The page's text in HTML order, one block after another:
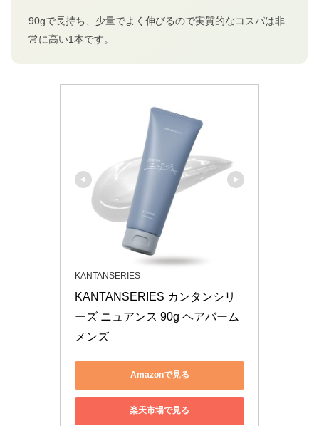
90gで長持ち、少量でよく伸びるので実質的なコスパは非
常に高い1本です。
KANTANSERIES
KANTANSERIES カンタンシリ
ーズ ニュアンス 90g ヘアバーム
メンズ
Amazonで見る
楽天市場で見る